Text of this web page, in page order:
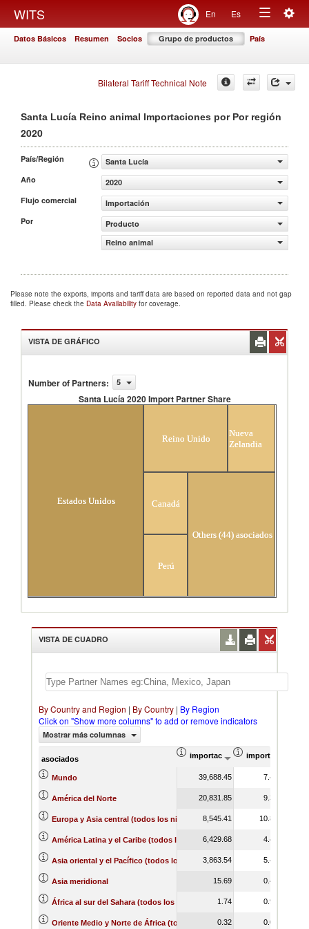
WITS En Es
Toggle
Datos Básicos Resumen Socios Grupo de productos País
Bilateral Tariff Technical Note
Santa Lucía Reino animal Importaciones por Por región
2020
País/Región
Santa Lucía
Año
2020
Flujo comercial
Importación
Por
Producto
Reino animal
Please note the exports, imports and tariff data are based on reported data and not gap
filled. Please check the Data Availability for coverage.
VISTA DE GRÁFICO
Number of Partners: 5
Santa Lucía 2020 Import Partner Share
Estados Unidos
Reino Unido
Nueva
Zelandia
Canadá
Perú
Others (44) asociados
VISTA DE CUADRO
By Country and Region | By Country | By Region
Click on "Show more columns" to add or remove indicators
Mostrar más columnas
asociados importación Valor del comercio
importación
Mundo 39,688.45 7.45
América del Norte 20,831.85 9.34
Europa y Asia central (todos los niveles de ingreso)
8,545.41 10.88
América Latina y el Caribe (todos los niveles de ingreso)
6,429.68 4.40
Asia oriental y el Pacífico (todos los niveles de ingreso)
3,863.54 5.48
Asia meridional 15.69 0.44
África al sur del Sahara (todos los niveles de ingreso)
1.74 0.92
Oriente Medio y Norte de África (todos los niveles de ingreso)
0.32 0.03